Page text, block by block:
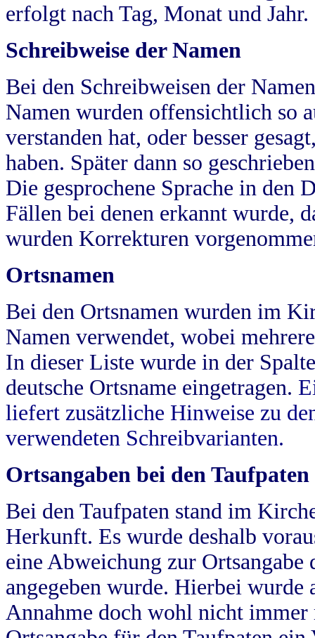
erfolgt nach Tag, Monat und Jahr.
Schreibweise der Namen
Bei den Schreibweisen der
Namen wurden offensichtlich so
verstanden hat, oder besser
haben. Später dann so
Die gesprochene Sprache in
Fällen bei denen erkannt wurde,
wurden Korrekturen
Ortsnamen
Bei den Ortsnamen wurden im
Namen verwendet, wobei
In dieser Liste wurde in der
deutsche Ortsname eingetragen.
liefert zusätzliche Hinweise zu
verwendeten Schreibvarianten.
Ortsangaben bei den Taufpaten
Bei den Taufpaten stand im
Herkunft. Es wurde deshalb
eine Abweichung zur
angegeben wurde. Hierbei wurde
Annahme doch wohl nicht